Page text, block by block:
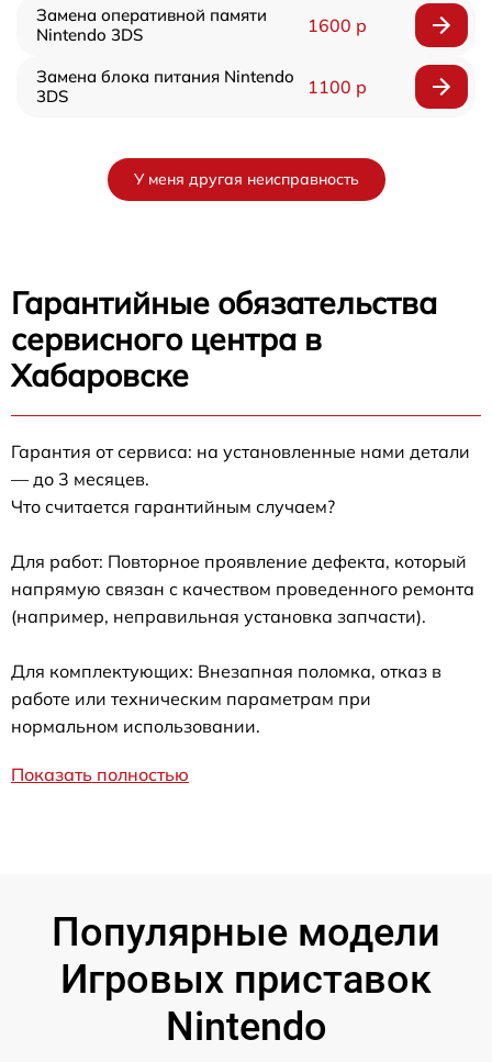
Замена оперативной памяти
Nintendo 3DS
1600 р
Замена блока питания Nintendo
3DS
1100 р
У меня другая неисправность
Гарантийные обязательства
сервисного центра в
Хабаровске
Гарантия от сервиса: на установленные нами детали
— до 3 месяцев.
Что считается гарантийным случаем?
Для работ: Повторное проявление дефекта, который
напрямую связан с качеством проведенного ремонта
(например, неправильная установка запчасти).
Для комплектующих: Внезапная поломка, отказ в
работе или техническим параметрам при
нормальном использовании.
Показать полностью
Популярные модели
Игровых приставок
Nintendo